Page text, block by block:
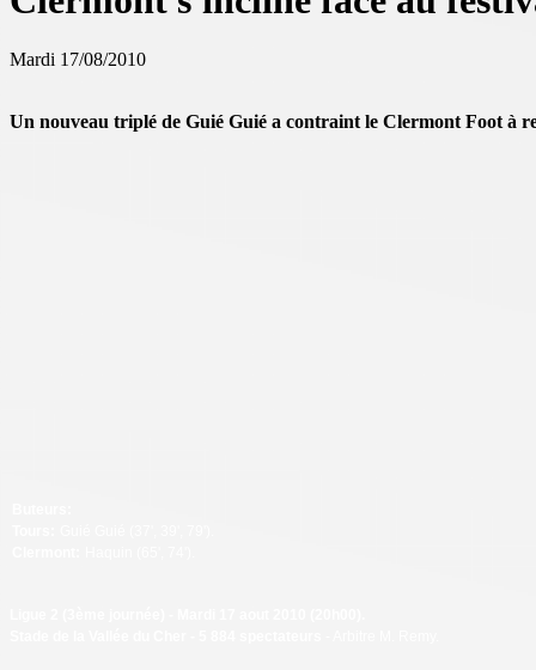
Mardi 17/08/2010
Un nouveau triplé de Guié Guié a contraint le Clermont Foot à